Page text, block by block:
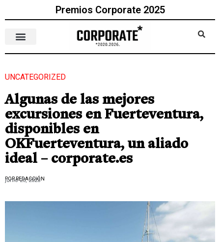
Premios Corporate 2025
UNCATEGORIZED
Algunas de las mejores
excursiones en Fuerteventura,
disponibles en
OKFuerteventura, un aliado
ideal – corporate.es
POR REDACCIÓN
junio 25, 2023